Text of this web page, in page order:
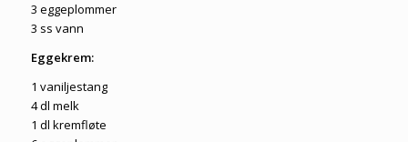
3 eggeplommer
3 ss vann
Eggekrem:
1 vaniljestang
4 dl melk
1 dl kremfløte